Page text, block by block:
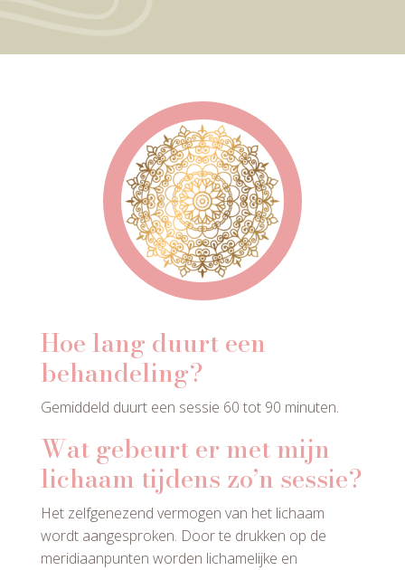
Hoe lang duurt een
behandeling?
Gemiddeld duurt een sessie 60 tot 90 minuten.
Wat gebeurt er met mijn
lichaam tijdens zo’n sessie?
Het zelfgenezend vermogen van het lichaam
wordt aangesproken. Door te drukken op de
meridiaanpunten worden lichamelijke en